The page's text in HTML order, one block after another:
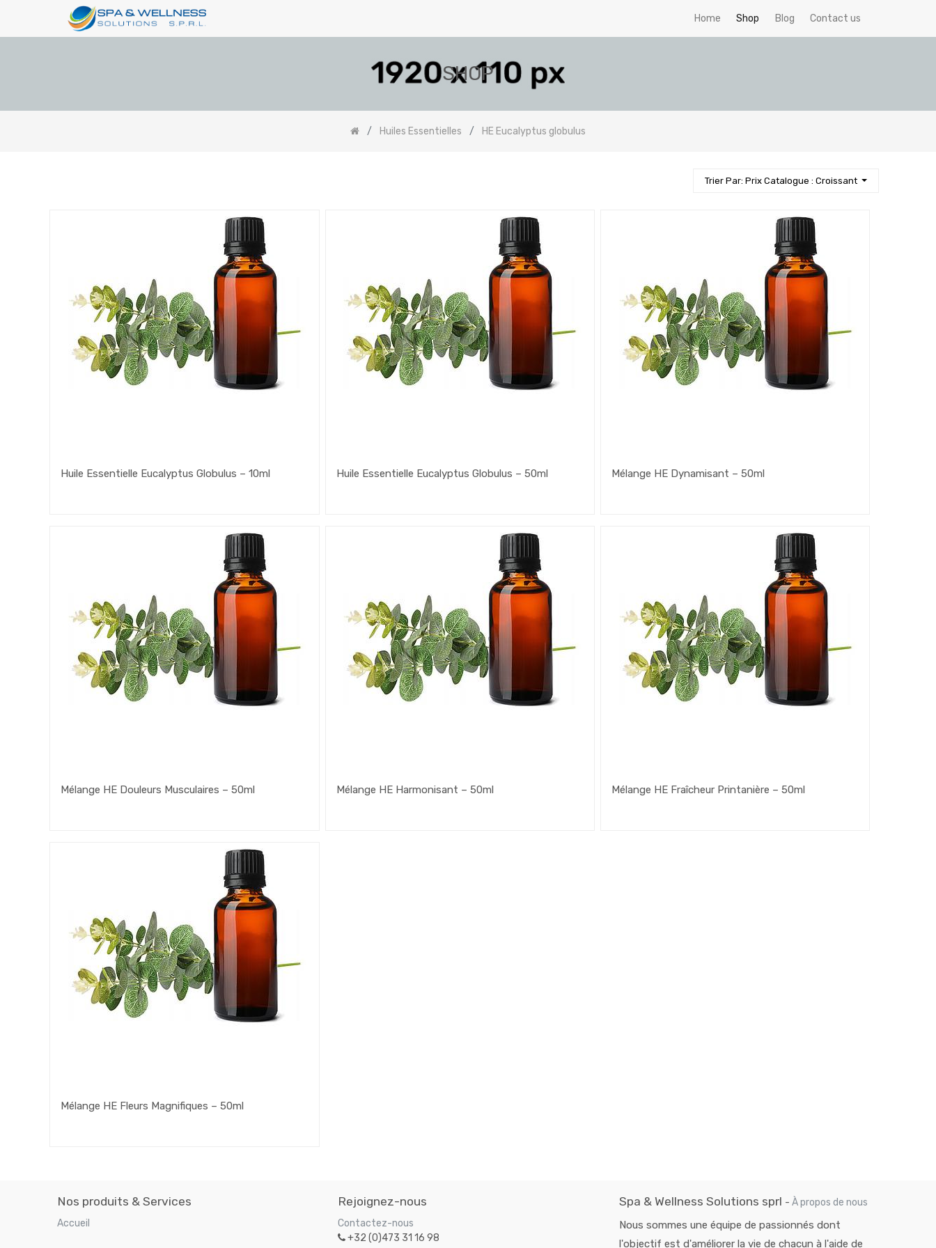
Home Shop Blog Contact us
SHOP
Huiles Essentielles HE Eucalyptus globulus
Trier Par: Prix Catalogue : Croissant
Huile Essentielle Eucalyptus Globulus – 10ml Huile Essentielle Eucalyptus Globulus – 50ml Mélange HE Dynamisant – 50ml
Mélange HE Douleurs Musculaires – 50ml Mélange HE Harmonisant – 50ml Mélange HE Fraîcheur Printanière – 50ml
Mélange HE Fleurs Magnifiques – 50ml
Nos produits & Services
Accueil
Rejoignez-nous
Contactez-nous
+32 (0)473 31 16 98
Spa & Wellness Solutions sprl - À propos de nous
Nous sommes une équipe de passionnés dont
l'objectif est d'améliorer la vie de chacun à l'aide de